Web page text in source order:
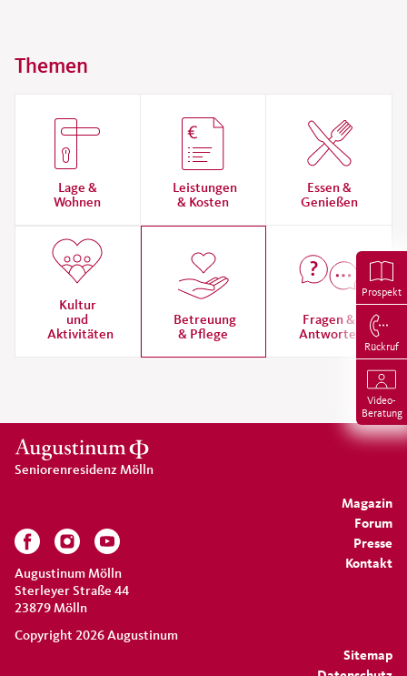
Prospekt
Rückruf
Video-
Beratung
Themen
Lage &
Wohnen
Leistungen
& Kosten
Essen &
Genießen
Kultur
und
Aktivitäten
Betreuung
& Pflege
Fragen &
Antworten
Magazin
Forum
Presse
Kontakt
Seniorenresidenz Mölln
Sitemap
Augustinum Mölln
Sterleyer Straße 44
23879 Mölln
Copyright 2026 Augustinum